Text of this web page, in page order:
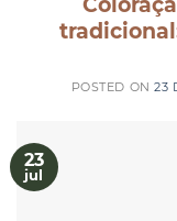
POSTED ON23
23
jul